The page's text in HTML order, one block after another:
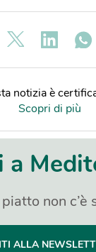
notizia è
Scopri di più
a
non c’è
ALLA